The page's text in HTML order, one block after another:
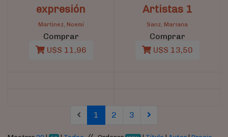
expresión
Martínez, Noemí
Comprar
U$S 11,96
Artistas 1
Sanz, Mariana
Comprar
U$S 13,50
1 (current)
2 (current)
3 (current)